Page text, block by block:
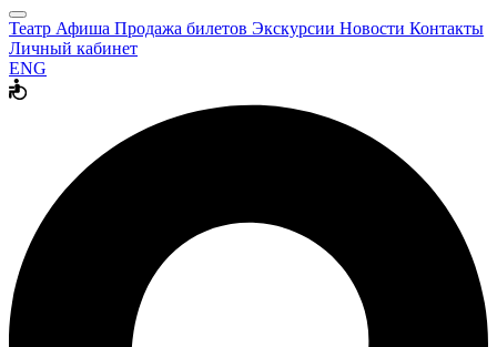
Театр Афиша Продажа билетов Экскурсии Новости Контакты
Личный кабинет
ENG